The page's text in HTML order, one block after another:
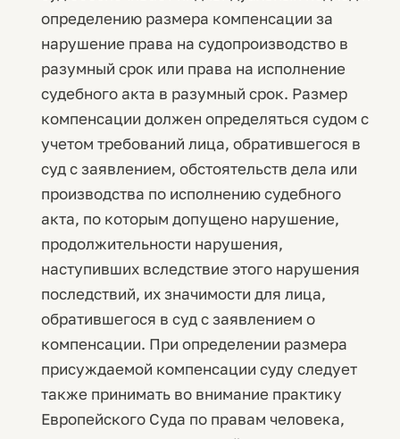
определению размера компенсации за
нарушение права на судопроизводство в
разумный срок или права на исполнение
судебного акта в разумный срок. Размер
компенсации должен определяться судом с
учетом требований лица, обратившегося в
суд с заявлением, обстоятельств дела или
производства по исполнению судебного
акта, по которым допущено нарушение,
продолжительности нарушения,
наступивших вследствие этого нарушения
последствий, их значимости для лица,
обратившегося в суд с заявлением о
компенсации. При определении размера
присуждаемой компенсации суду следует
также принимать во внимание практику
Европейского Суда по правам человека,